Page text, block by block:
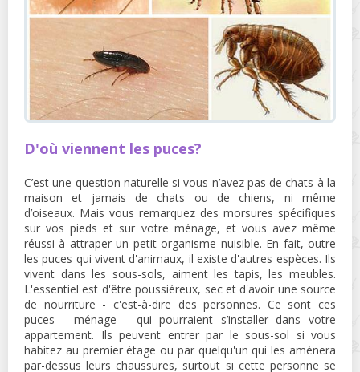
D'où viennent les puces?
C’est une question naturelle si vous n’avez pas de chats à la
maison et jamais de chats ou de chiens, ni même
d’oiseaux. Mais vous remarquez des morsures spécifiques
sur vos pieds et sur votre ménage, et vous avez même
réussi à attraper un petit organisme nuisible. En fait, outre
les puces qui vivent d'animaux, il existe d'autres espèces. Ils
vivent dans les sous-sols, aiment les tapis, les meubles.
L'essentiel est d'être poussiéreux, sec et d'avoir une source
de nourriture - c'est-à-dire des personnes. Ce sont ces
puces - ménage - qui pourraient s’installer dans votre
appartement. Ils peuvent entrer par le sous-sol si vous
habitez au premier étage ou par quelqu'un qui les amènera
par-dessus leurs chaussures, surtout si cette personne se